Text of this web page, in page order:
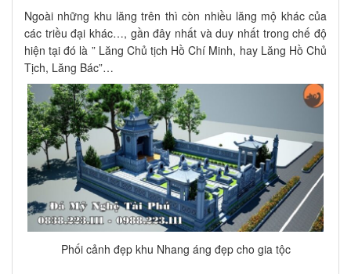
Ngoài những khu lăng trên thì còn nhiều lăng mộ khác của
các triều đại khác…, gần đây nhất và duy nhất trong chế độ
hiện tại đó là ” Lăng Chủ tịch Hồ Chí Minh, hay Lăng Hồ Chủ
Tịch, Lăng Bác”…
Phối cảnh đẹp khu Nhang áng đẹp cho gia tộc